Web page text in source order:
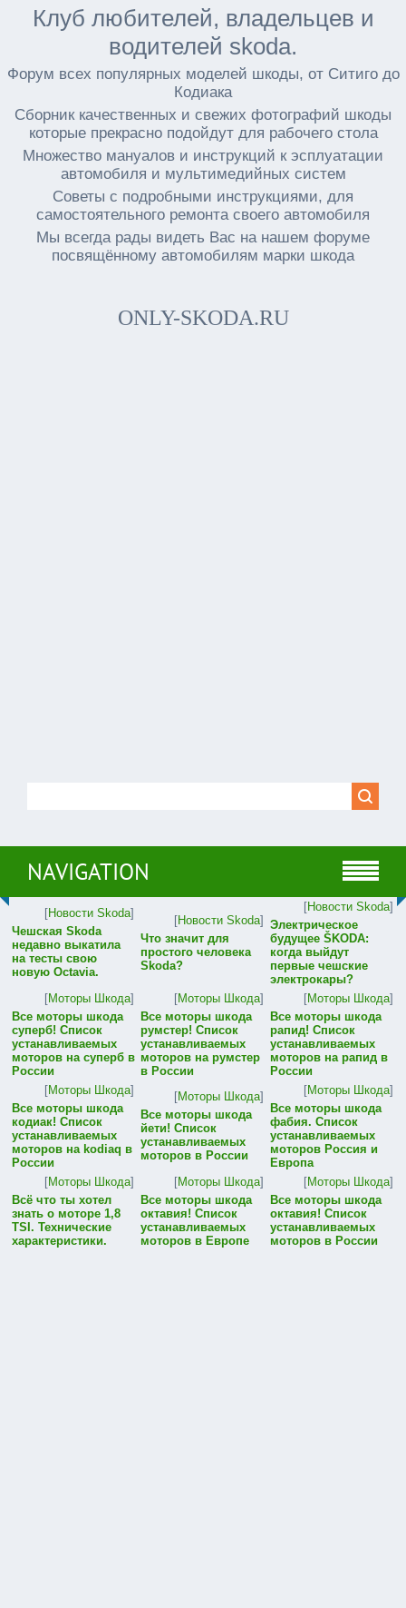
Клуб любителей, владельцев и
водителей skoda.
Форум всех популярных моделей шкоды, от Ситиго до
Кодиака
Сборник качественных и свежих фотографий шкоды
которые прекрасно подойдут для рабочего стола
Множество мануалов и инструкций к эсплуатации
автомобиля и мультимедийных систем
Советы с подробными инструкциями, для
самостоятельного ремонта своего автомобиля
Мы всегда рады видеть Вас на нашем форуме
посвящённому автомобилям марки шкода
ONLY-SKODA.RU
NAVIGATION
[Новости Skoda]
Чешская Skoda
недавно выкатила
на тесты свою
новую Octavia.
[Новости Skoda]
Что значит для
простого человека
Skoda?
[Новости Skoda]
Электрическое
будущее ŠKODA:
когда выйдут
первые чешские
электрокары?
[Моторы Шкода]
Все моторы шкода
суперб! Список
устанавливаемых
моторов на суперб в
России
[Моторы Шкода]
Все моторы шкода
румстер! Список
устанавливаемых
моторов на румстер
в России
[Моторы Шкода]
Все моторы шкода
рапид! Список
устанавливаемых
моторов на рапид в
России
[Моторы Шкода]
Все моторы шкода
кодиак! Список
устанавливаемых
моторов на kodiaq в
России
[Моторы Шкода]
Все моторы шкода
йети! Список
устанавливаемых
моторов в России
[Моторы Шкода]
Все моторы шкода
фабия. Список
устанавливаемых
моторов Россия и
Европа
[Моторы Шкода]
Всё что ты хотел
знать о моторе 1,8
TSI. Технические
характеристики.
[Моторы Шкода]
Все моторы шкода
октавия! Список
устанавливаемых
моторов в Европе
[Моторы Шкода]
Все моторы шкода
октавия! Список
устанавливаемых
моторов в России